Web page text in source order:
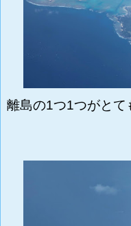
離島の1つ1つがとて